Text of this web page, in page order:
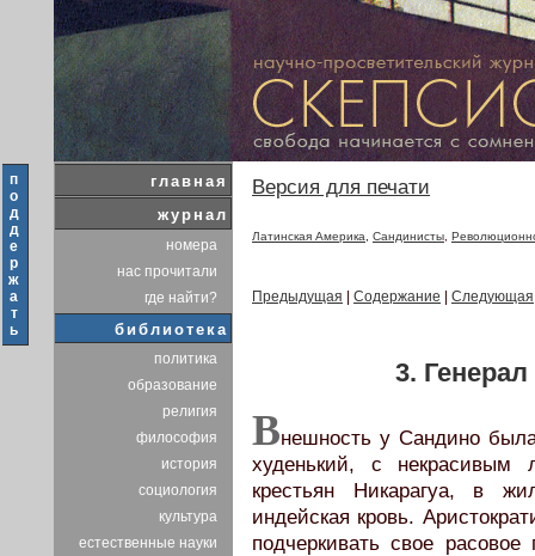
п
о
д
д
е
р
ж
а
т
ь
главная
журнал
номера
нас прочитали
где найти?
библиотека
политика
образование
религия
философия
история
социология
культура
естественные науки
Версия для печати
Латинская Америка Сандинисты
Предыдущая Содержание Следующая
3.
Внешность у Сандино
худенький, с
крестьян Никарагуа, в
индейская кровь.
подчеркивать свое